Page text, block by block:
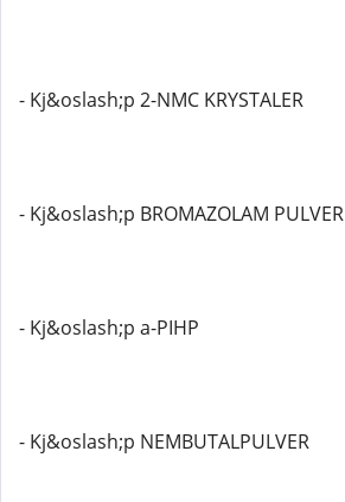
- Kj&oslash;p 2-NMC KRYSTALER
- Kj&oslash;p BROMAZOLAM PULVER
- Kj&oslash;p a-PIHP
- Kj&oslash;p NEMBUTALPULVER